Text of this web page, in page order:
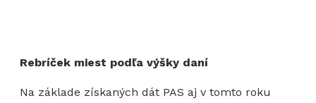
Rebríček miest podľa výšky daní
Na základe získaných dát PAS aj v tomto roku